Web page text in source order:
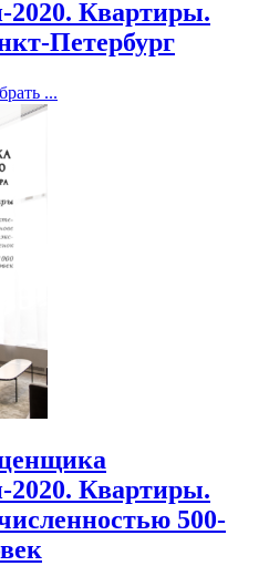
2020. Квартиры.
Петербург
...
2020. Квартиры.
500-